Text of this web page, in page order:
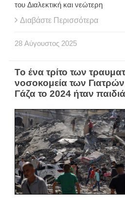
του Διαλεκτική και νεώτερη
Διαβάστε Περισσότερα
28 Αύγουστος 2025
Το ένα τρίτο των
νοσοκομεία των
Γάζα το 2024 ήταν παιδιά